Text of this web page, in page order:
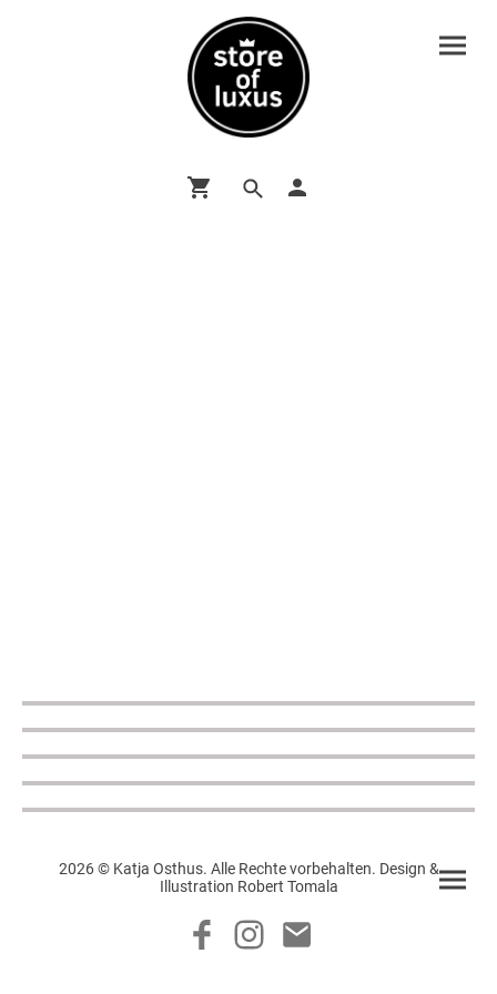
2026 © Katja Osthus. Alle Rechte vorbehalten. Design &
Illustration Robert Tomala